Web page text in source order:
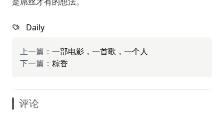
Daily
上一篇： 一部电影，一首歌，一个人
下一篇： 粽香
评论